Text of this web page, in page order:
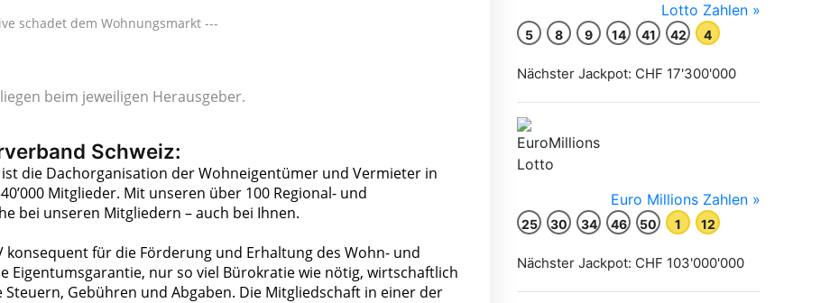
schadet dem Wohnungsmarkt ---
beim jeweiligen Herausgeber.
Schweiz:
die Dachorganisation der Wohneigentümer und Vermieter in
Mitglieder. Mit unseren über 100 Regional- und
bei unseren Mitgliedern – auch bei Ihnen.
konsequent für die Förderung und Erhaltung des Wohn- und
Eigentumsgarantie, nur so viel Bürokratie wie nötig, wirtschaftlich
Gebühren und Abgaben. Die Mitgliedschaft in einer der